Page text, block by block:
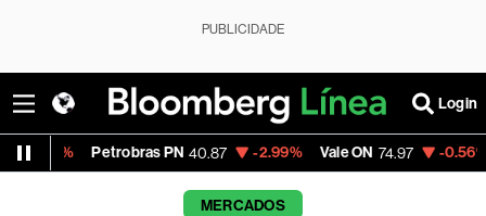
PUBLICIDADE
Login
Petrobras PN 40.87 -2.99% Vale ON 74.97 -0.56% Itaú PN
MERCADOS